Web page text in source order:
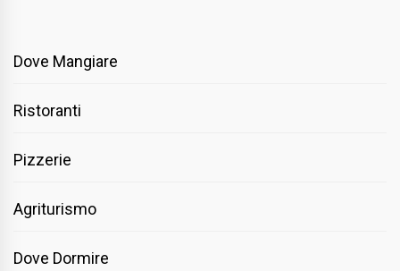
Dove Mangiare
Ristoranti
Pizzerie
Agriturismo
Dove Dormire